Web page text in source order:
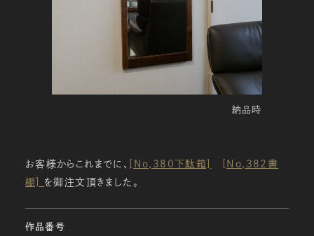
納品時
お客様からこれまでに、 [No,380下駄箱] [No,382書
棚] を御注文頂きました。
作品番号